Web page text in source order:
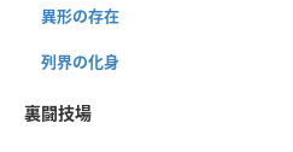
異形の存在
列界の化身
裏闘技場